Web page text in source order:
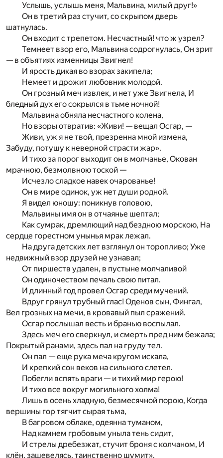
Услышь, услышь меня, Мальвина, милый друг!»
Он в третий раз стучит, со скрыпом дверь
шатнулась.
Он входит с трепетом. Несчастный! что ж узрел?
Темнеет взор его, Мальвина содрогнулась, Он зрит
— в объятиях изменницы Звигнел!
И ярость дикая во взорах закипела;
Немеет и дрожит любовник молодой.
Он грозный меч извлек, и нет уже Звигнела, И
бледный дух его сокрылся в тьме ночной!
Мальвина обняла несчастного колена,
Но взоры отвратив: «Живи! — вещал Осгар, —
Живи, уж я не твой, презренна мной измена,
Забуду, потушу к неверной страсти жар».
И тихо за порог выходит он в молчанье, Окован
мрачною, безмолвною тоской —
Исчезло сладкое навек очарованье!
Он в мире одинок, уж нет души родной.
Я видел юношу: поникнув головою,
Мальвины имя он в отчаянье шептал;
Как сумрак, дремлющий над бездною морскою, На
сердце горестном унынья мрак лежал.
На друга детских лет взглянул он торопливо; Уже
недвижный взор друзей не узнавал;
От пиршеств удален, в пустыне молчаливой
Он одиночеством печаль свою питал.
И длинный год провел Осгар среди мучений.
Вдруг грянул трубный глас! Оденов сын, Фингал,
Вел грозных на мечи, в кровавый пыл сражений.
Осгар послышал весть и бранью воспылал.
Здесь меч его сверкнул, и смерть пред ним бежала;
Покрытый ранами, здесь пал на груду тел.
Он пал — еще рука меча кругом искала,
И крепкий сон веков на сильного слетел.
Побегли вспять враги — и тихий мир герою!
И тихо все вокруг могильного холма!
Лишь в осень хладную, безмесячной порою, Когда
вершины гор тягчит сырая тьма,
В багровом облаке, одеянна туманом,
Над камнем гробовым уныла тень сидит,
И стрелы дребезжат, стучит броня с колчаном, И
клён, зашевелясь, таинственно шумит».